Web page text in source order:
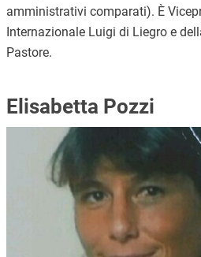
amministrativi comparati). È
Internazionale Luigi di Liegro e
Pastore.
Elisabetta Pozzi
Immagine